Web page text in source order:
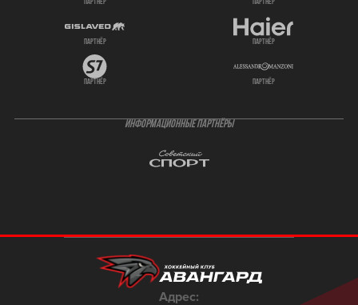
партнёр партнёр
партнёр партнёр
партнёр партнёр
ИНФОРМАЦИОННЫЕ ПАРТНЁРЫ
Адрес: